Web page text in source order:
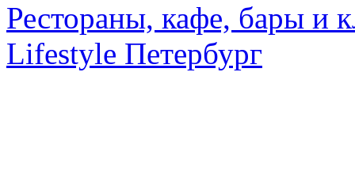
Рестораны, кафе, бары и
Lifestyle Петербург